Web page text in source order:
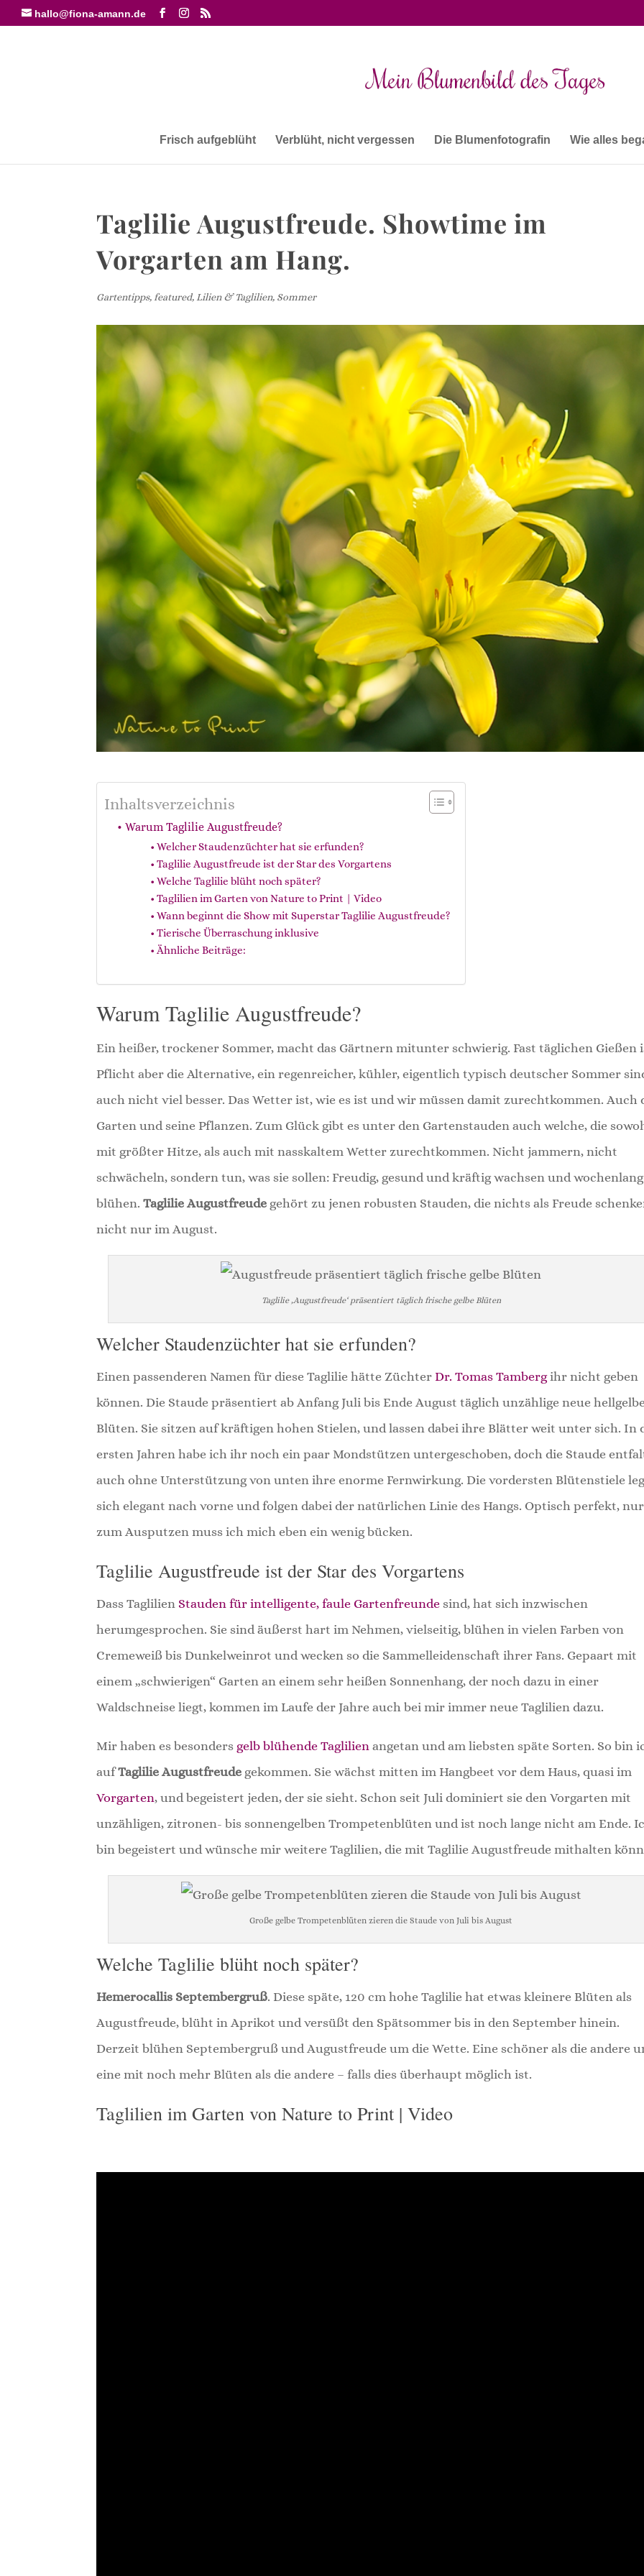
hallo@fiona-amann.de
Frisch aufgeblüht Verblüht, nicht vergessen Die Blumenfotografin Wie alles
Taglilie Augustfreude. Showtime im
Vorgarten am Hang.
Gartentipps, featured, Lilien & Taglilien, Sommer
Inhaltsverzeichnis
Warum Taglilie Augustfreude?
Welcher Staudenzüchter hat sie erfunden?
Taglilie Augustfreude ist der Star des Vorgartens
Welche Taglilie blüht noch später?
Taglilien im Garten von Nature to Print | Video
Wann beginnt die Show mit Superstar Taglilie Augustfreude?
Tierische Überraschung inklusive
Ähnliche Beiträge:
Warum Taglilie Augustfreude?
Ein heißer, trockener Sommer, macht das Gärtnern mitunter schwierig. Fast täglichen Gießen
Pflicht aber die Alternative, ein regenreicher, kühler, eigentlich typisch deutscher Sommer
auch nicht viel besser. Das Wetter ist, wie es ist und wir müssen damit zurechtkommen. Auch
Garten und seine Pflanzen. Zum Glück gibt es unter den Gartenstauden auch welche, die
mit größter Hitze, als auch mit nasskaltem Wetter zurechtkommen. Nicht jammern, nicht
schwächeln, sondern tun, was sie sollen: Freudig, gesund und kräftig wachsen und wochenlang
blühen.Taglilie Augustfreude gehört zu jenen robusten Stauden, die nichts als Freude
nicht nur im August.
Taglilie ‚Augustfreude‘ präsentiert täglich frische gelbe Blüten
Welcher Staudenzüchter hat sie erfunden?
Einen passenderen Namen für diese Taglilie hätte ZüchterDr. Tomas Tambergihr nicht geben
können. Die Staude präsentiert ab Anfang Juli bis Ende August täglich unzählige neue hellgelbe
Blüten. Sie sitzen auf kräftigen hohen Stielen, und lassen dabei ihre Blätter weit unter sich. In
ersten Jahren habe ich ihr noch ein paar Mondstützen untergeschoben, doch die Staude
auch ohne Unterstützung von unten ihre enorme Fernwirkung. Die vordersten Blütenstiele
sich elegant nach vorne und folgen dabei der natürlichen Linie des Hangs. Optisch perfekt, nur
zum Ausputzen muss ich mich eben ein wenig bücken.
Taglilie Augustfreude ist der Star des Vorgartens
Dass Taglilien Stauden für intelligente, faule Gartenfreunde sind, hat sich inzwischen
herumgesprochen. Sie sind äußerst hart im Nehmen, vielseitig, blühen in vielen Farben von
Cremeweiß bis Dunkelweinrot und wecken so die Sammelleidenschaft ihrer Fans. Gepaart mit
einem „schwierigen“ Garten an einem sehr heißen Sonnenhang, der noch dazu in einer
Waldschneise liegt, kommen im Laufe der Jahre auch bei mir immer neue Taglilien dazu.
Mir haben es besonders gelb blühende Taglilien angetan und am liebsten späte Sorten. So bin
aufTaglilie Augustfreude gekommen. Sie wächst mitten im Hangbeet vor dem Haus, quasi im
Vorgarten, und begeistert jeden, der sie sieht. Schon seit Juli dominiert sie den Vorgarten mit
unzähligen, zitronen- bis sonnengelben Trompetenblüten und ist noch lange nicht am Ende.
bin begeistert und wünsche mir weitere Taglilien, die mit Taglilie Augustfreude mithalten
Große gelbe Trompetenblüten zieren die Staude von Juli bis August
Welche Taglilie blüht noch später?
Hemerocallis Septembergruß. Diese späte, 120 cm hohe Taglilie hat etwas kleinere Blüten als
Augustfreude, blüht in Aprikot und versüßt den Spätsommer bis in den September hinein.
Derzeit blühen Septembergruß und Augustfreude um die Wette. Eine schöner als die andere
eine mit noch mehr Blüten als die andere – falls dies überhaupt möglich ist.
Taglilien im Garten von Nature to Print | Video